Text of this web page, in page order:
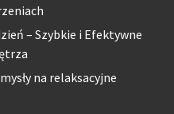
– Szybkie i Efektywne
na relaksacyjne